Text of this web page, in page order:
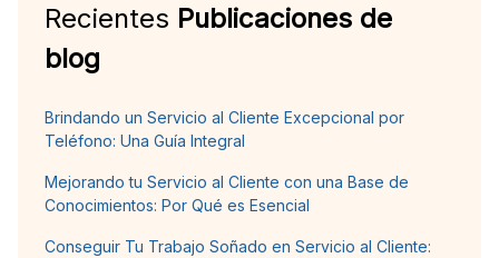
Recientes Publicaciones de
blog
Brindando un Servicio al Cliente Excepcional por
Teléfono: Una Guía Integral
Mejorando tu Servicio al Cliente con una Base de
Conocimientos: Por Qué es Esencial
Conseguir Tu Trabajo Soñado en Servicio al Cliente: